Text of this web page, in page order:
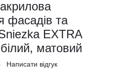
фасадів та
EXTRA
матовий
Написати відгук